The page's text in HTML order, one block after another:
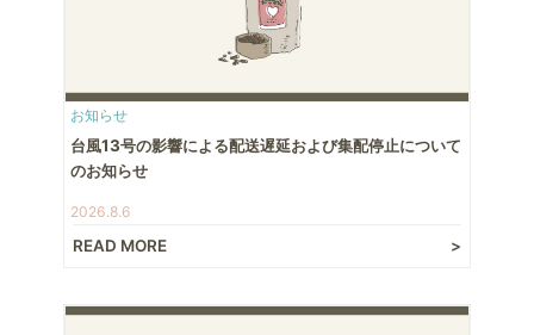
お知らせ
台風13号の影響による配送遅延および集配停止について
のお知らせ
2026.8.6
READ MORE